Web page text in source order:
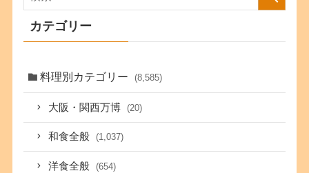
カテゴリー
料理別カテゴリー (8,585)
大阪・関西万博 (20)
和食全般 (1,037)
洋食全般 (654)